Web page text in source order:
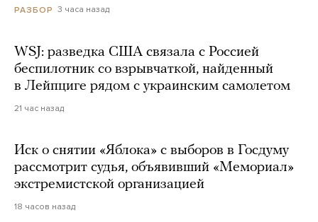
РАЗБОР 3 часа назад
WSJ: разведка США связала с Россией
беспилотник со взрывчаткой, найденный
в Лейпциге рядом с украинским самолетом
21 час назад
Иск о снятии «Яблока» с выборов в Госдуму
рассмотрит судья, объявивший «Мемориал»
экстремистской организацией
18 часов назад